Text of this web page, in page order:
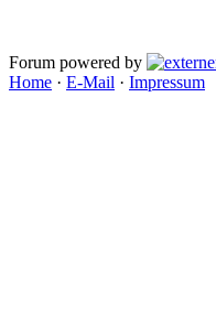
Forum powered by
Home · E-Mail · Impressum